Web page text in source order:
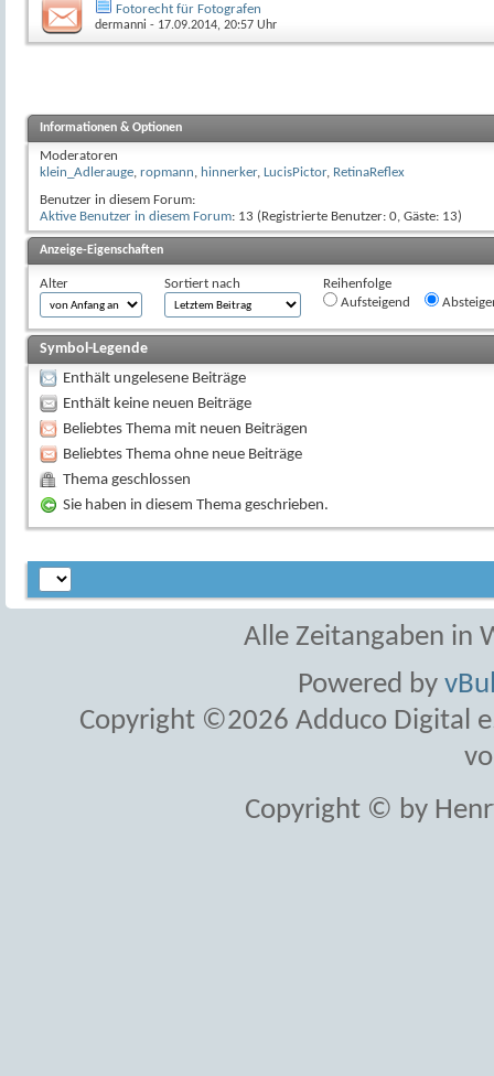
Fotorecht für Fotografen
dermanni - 17.09.2014, 20:57 Uhr
Informationen & Optionen
Moderatoren
klein_Adlerauge, ropmann, hinnerker, LucisPictor, RetinaReflex
Benutzer in diesem Forum:
Aktive Benutzer in diesem Forum: 13 (Registrierte Benutzer: 0, Gäste: 13)
Anzeige-Eigenschaften
Alter Sortiert nach
Reihenfolge
Aufsteigend
Symbol-Legende
Enthält ungelesene Beiträge
Enthält keine neuen Beiträge
Beliebtes Thema mit neuen Beiträgen
Beliebtes Thema ohne neue Beiträge
Thema geschlossen
Sie haben in diesem Thema geschrieben.
Alle Zeitangaben in
Powered by
Copyright ©2026 Adduco Digital
Copyright © by